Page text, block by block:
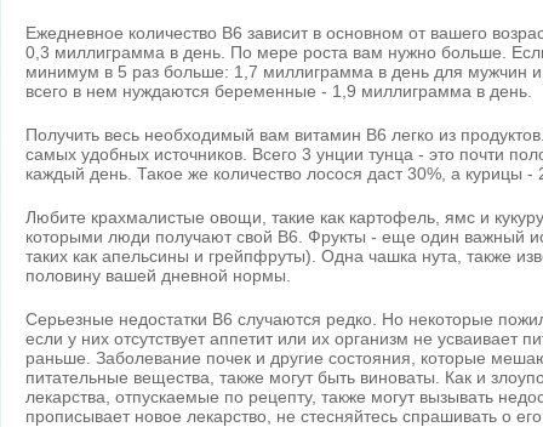
Ежедневное количество B6 зависит в основном от вашего
0,3 миллиграмма в день. По мере роста вам нужно больше.
минимум в 5 раз больше: 1,7 миллиграмма в день для
всего в нем нуждаются беременные - 1,9 миллиграмма в день.
Получить весь необходимый вам витамин B6 легко из
самых удобных источников. Всего 3 унции тунца - это почти
каждый день. Такое же количество лосося даст 30%, а курицы -
Любите крахмалистые овощи, такие как картофель, ямс и
которыми люди получают свой B6. Фрукты - еще один важный
таких как апельсины и грейпфруты). Одна чашка нута, также
половину вашей дневной нормы.
Серьезные недостатки B6 случаются редко. Но некоторые
если у них отсутствует аппетит или их организм не усваивает
раньше. Заболевание почек и другие состояния, которые
питательные вещества, также могут быть виноваты. Как и
лекарства, отпускаемые по рецепту, также могут вызывать
прописывает новое лекарство, не стесняйтесь спрашивать о